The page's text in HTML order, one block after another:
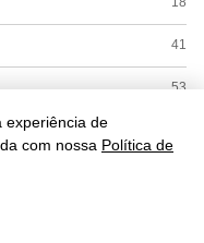
experiência de
com nossa Política de
41
53